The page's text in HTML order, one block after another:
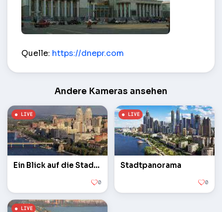
Quelle: https://dnepr.com
Andere Kameras ansehen
Ein Blick auf die Stadt aus einer Höhe
0
Stadtpanorama
0